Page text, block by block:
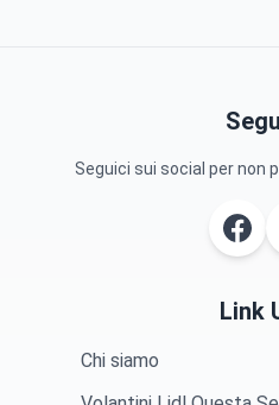
Seguici sui social per non
Link
Chi siamo